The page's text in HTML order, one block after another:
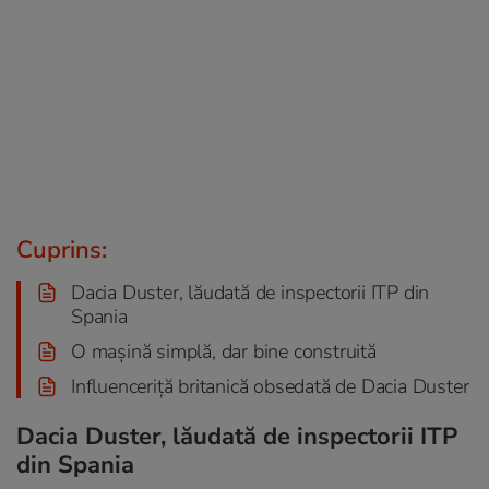
Cuprins:
Dacia Duster, lăudată de inspectorii ITP din
Spania
O mașină simplă, dar bine construită
Influenceriță britanică obsedată de Dacia Duster
Dacia Duster, lăudată de inspectorii ITP
din Spania